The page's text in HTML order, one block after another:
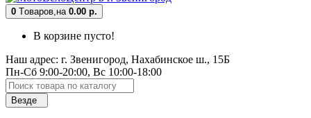
0 Tоваров,на 0.00 р.
В корзине пусто!
Наш адрес: г. Звенигород, Нахабинское ш., 15Б
Пн-Сб 9:00-20:00, Вс 10:00-18:00
Везде